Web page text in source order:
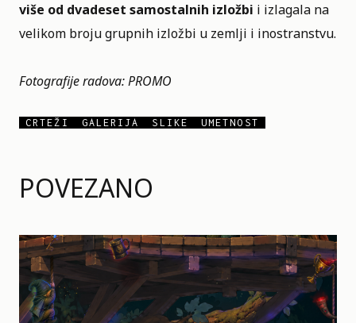
POVEZANO
više od dvadeset samostalnih izložbi i izlagala na
velikom broju grupnih izložbi u zemlji i inostranstvu.
Fotografije radova: PROMO
CRTEŽI GALERIJA SLIKE UMETNOST